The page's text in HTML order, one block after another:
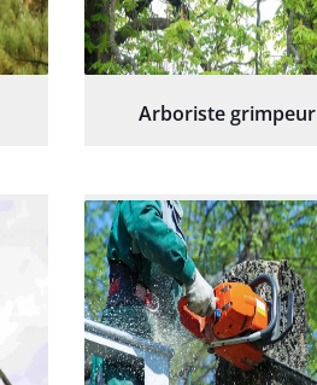
Arboriste grimpeur